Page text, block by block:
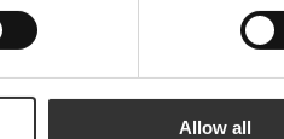
Allow all